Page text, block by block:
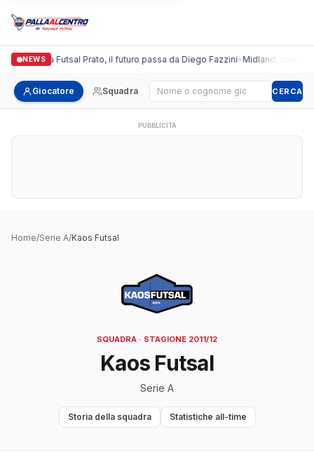
NEWS
Italgronda Futsal Prato, il futuro passa da Diego Fazzini•Midland, doppio
Giocatore Squadra Cerca giocatore CERCA
PUBBLICITÀ
Home/Serie A/Kaos Futsal
SQUADRA · STAGIONE 2011/12
Kaos Futsal
Serie A
Storia della squadra Statistiche all-time